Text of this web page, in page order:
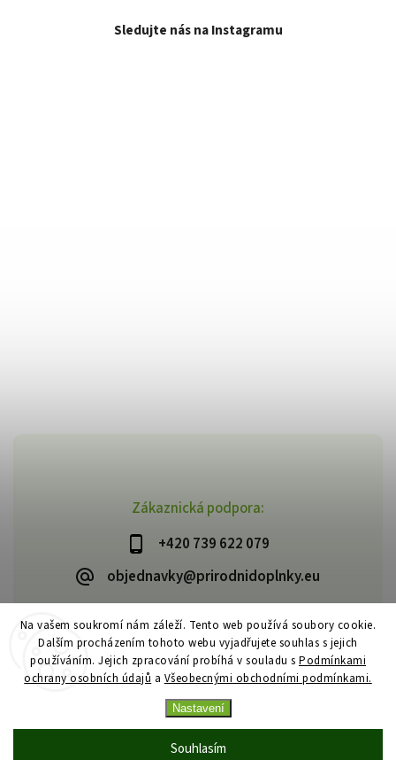
Na vašem soukromí nám záleží. Tento web používá soubory cookie.
Dalším procházením tohoto webu vyjadřujete souhlas s jejich
používáním. Jejich zpracování probíhá v souladu s Podmínkami
ochrany osobních údajů a Všeobecnými obchodními podmínkami.
Nastavení
Souhlasím
Zákaznická podpora:
+420 739 622 079
objednavky@prirodnidoplnky.eu
Sledujte nás na Instagramu
Copyright 2026VIA NATURAE. Všechna práva vyhrazena.
Upravit nastavení cookies
VytvořilShoptet| Design